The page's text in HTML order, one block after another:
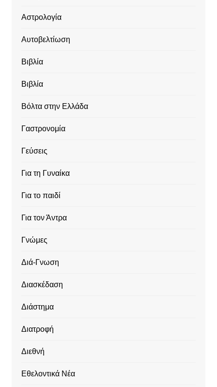
Αστρολογία
Αυτοβελτίωση
Βιβλία
Βιβλία
Βόλτα στην Ελλάδα
Γαστρονομία
Γεύσεις
Για τη Γυναίκα
Για το παιδί
Για τον Άντρα
Γνώμες
Διά-Γνωση
Διασκέδαση
Διάστημα
Διατροφή
Διεθνή
Εθελοντικά Νέα